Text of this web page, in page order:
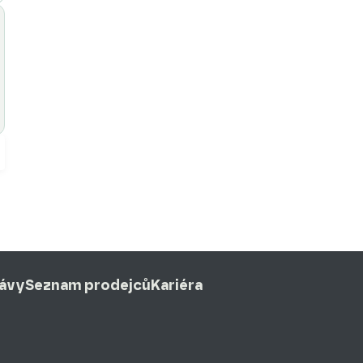
Seznam prodejcůKariéra